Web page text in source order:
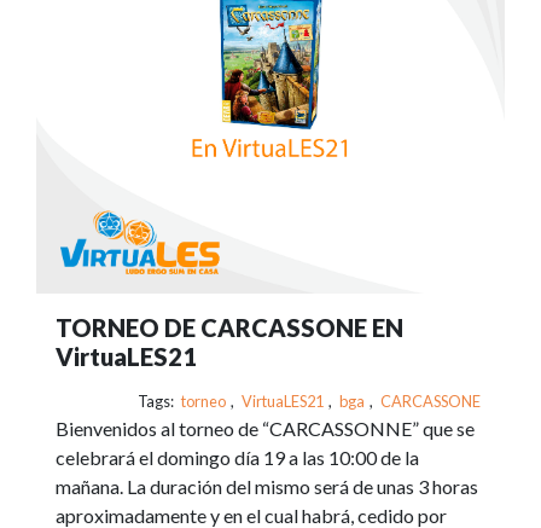
TORNEO DE CARCASSONE EN
VirtuaLES21
Tags: torneo , VirtuaLES21 , bga , CARCASSONE
Bienvenidos al torneo de “CARCASSONNE” que se
celebrará el domingo día 19 a las 10:00 de la
mañana. La duración del mismo será de unas 3 horas
aproximadamente y en el cual habrá, cedido por